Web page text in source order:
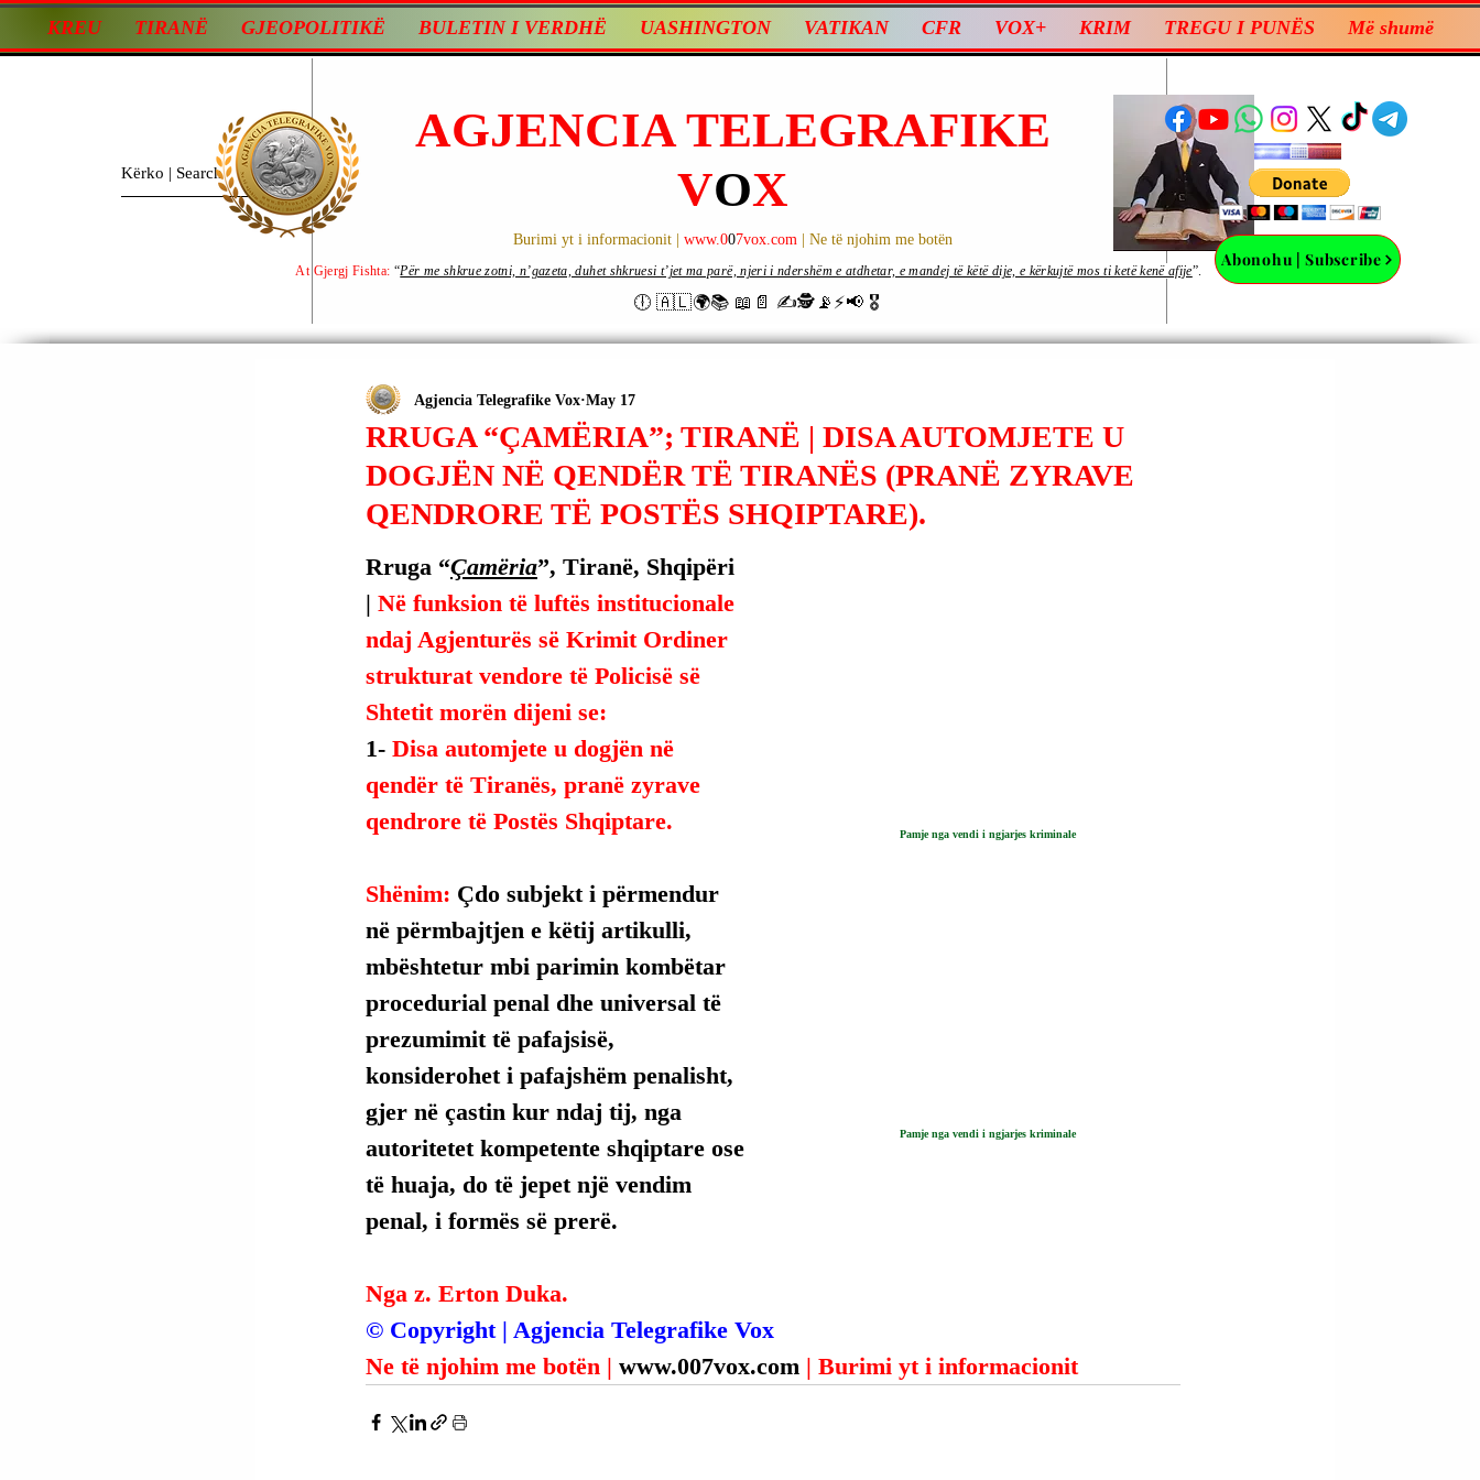
KREU TIRANË GJEOPOLITIKË BULETIN I VERDHË UASHINGTON VATIKAN CFR VOX+ KRIM TREGU I PUNËS Më shumë
AGJENCIA TELEGRAFIKE
VOX
Burimi yt i informacionit | www.007vox.com | Ne të njohim me botën
🕕 🇦🇱🌍📚 📖📄 ✍🕵️📡⚡️📢 🎖
Abonohu | Subscribe
At Gjergj Fishta: “Për me shkrue zotni, n’gazeta, duhet shkruesi t’jet ma parë, njeri i ndershëm e atdhetar, e mandej të këtë dije, e kërkujtë mos ti ketë kenë afije”.
RRUGA “ÇAMËRIA”; TIRANË | DISA AUTOMJETE U
DOGJËN NË QENDËR TË TIRANËS (PRANË ZYRAVE
QENDRORE TË POSTËS SHQIPTARE).
Agjencia Telegrafike Vox May 17
Pamje nga vendi i ngjarjes kriminale
Rruga “Çamëria”, Tiranë, Shqipëri
| Në funksion të luftës institucionale
ndaj Agjenturës së Krimit Ordiner
strukturat vendore të Policisë së
Shtetit morën dijeni se:
1- Disa automjete u dogjën në
qendër të Tiranës, pranë zyrave
qendrore të Postës Shqiptare.
Pamje nga vendi i ngjarjes kriminale
Shënim: Çdo subjekt i përmendur
në përmbajtjen e këtij artikulli,
mbështetur mbi parimin kombëtar
procedurial penal dhe universal të
prezumimit të pafajsisë,
konsiderohet i pafajshëm penalisht,
gjer në çastin kur ndaj tij, nga
autoritetet kompetente shqiptare ose
të huaja, do të jepet një vendim
penal, i formës së prerë.
Nga z. Erton Duka.
© Copyright | Agjencia Telegrafike Vox
Ne të njohim me botën | www.007vox.com | Burimi yt i informacionit